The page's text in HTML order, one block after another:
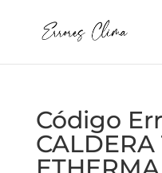
Código
CALDERA